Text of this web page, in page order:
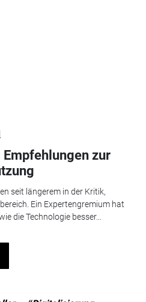
zur
seit längerem in der Kritik,
Ein Expertengremium hat
die Technologie besser...